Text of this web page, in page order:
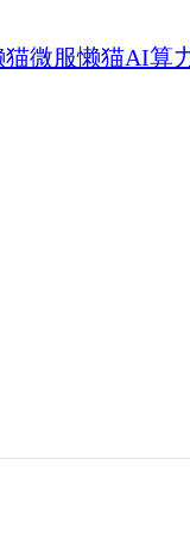
猫微服懒猫AI算